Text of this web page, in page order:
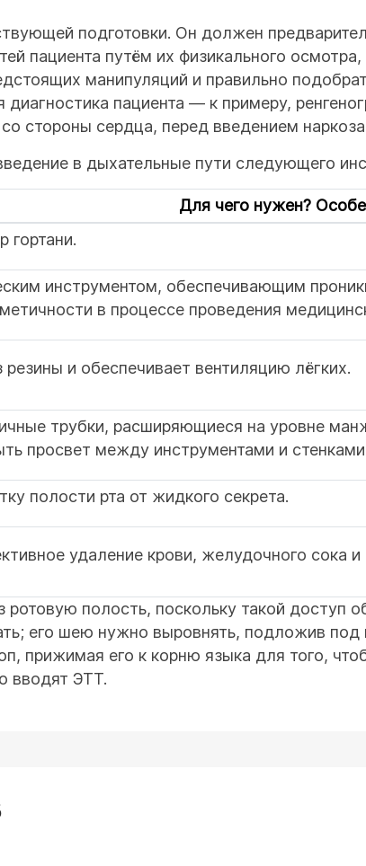
подготовки. Он должен
пациента путём их физикального
манипуляций и правильно
пациента — к примеру,
стороны сердца, перед введением
в дыхательные пути следующего
Для чего нужен?
гортани.
инструментом, обеспечивающим
в процессе проведения
и обеспечивает вентиляцию лёгких.
трубки, расширяющиеся на уровне
просвет между инструментами и
полости рта от жидкого секрета.
удаление крови, желудочного сока и
ротовую полость, поскольку такой доступ
его шею нужно выровнять, подложив
прижимая его к корню языка для того,
вводят ЭТТ.